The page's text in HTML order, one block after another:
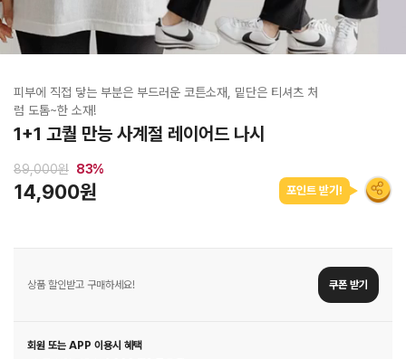
피부에 직접 닿는 부분은 부드러운 코튼소재, 밑단은 티셔츠 처
럼 도톰~한 소재!
1+1 고퀄 만능 사계절 레이어드 나시
89,000원 83%
14,900원 포인트 받기!
상품 할인받고 구매하세요! 쿠폰 받기
회원 또는 APP 이용시 혜택